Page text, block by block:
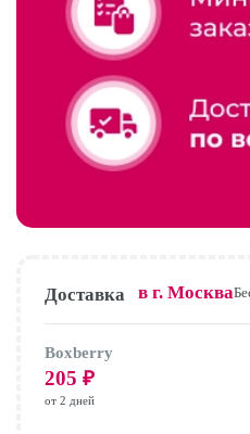
Доставка в г. Москва
Boxberry
205 ₽
от 2 дней